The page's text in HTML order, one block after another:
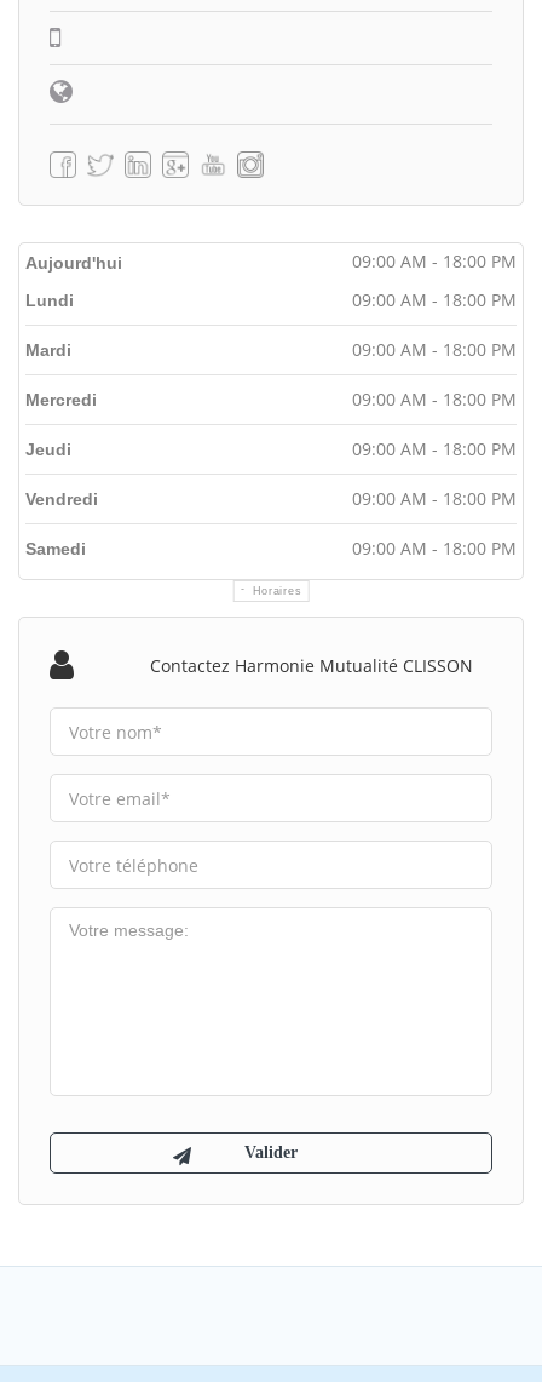
Aujourd'hui 09:00 AM - 18:00 PM
Horaires
Lundi 09:00 AM - 18:00 PM
Mardi 09:00 AM - 18:00 PM
Mercredi 09:00 AM - 18:00 PM
Jeudi 09:00 AM - 18:00 PM
Vendredi 09:00 AM - 18:00 PM
Samedi 09:00 AM - 18:00 PM
Contactez Harmonie Mutualité CLISSON